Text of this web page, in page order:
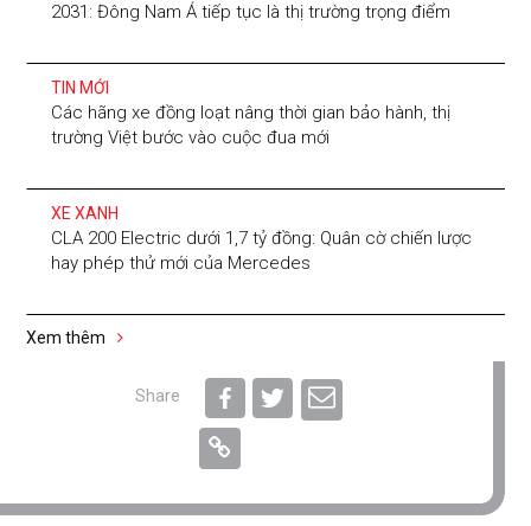
2031: Đông Nam Á tiếp tục là thị trường trọng điểm
TIN MỚI
Các hãng xe đồng loạt nâng thời gian bảo hành, thị
trường Việt bước vào cuộc đua mới
XE XANH
CLA 200 Electric dưới 1,7 tỷ đồng: Quân cờ chiến lược
hay phép thử mới của Mercedes
Xem thêm
Share